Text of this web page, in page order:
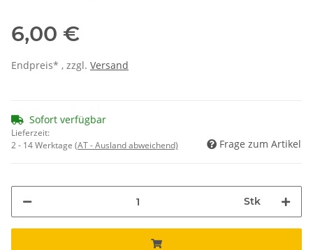
6,00 €
Endpreis* , zzgl. Versand
Sofort verfügbar
Lieferzeit:
2 - 14 Werktage (AT - Ausland abweichend) Frage zum Artikel
Stk